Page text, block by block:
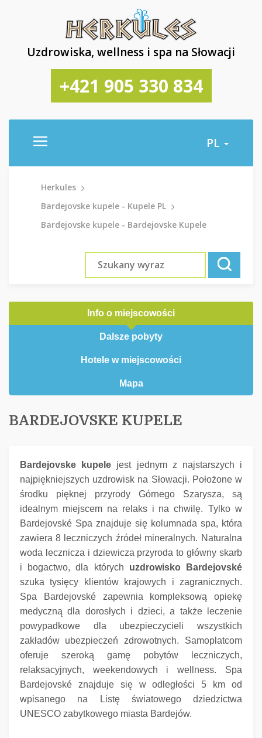
Uzdrowiska, wellness i spa na Słowacji
+421 905 330 834
PL
Herkules
Bardejovske kupele - Kupele PL
Bardejovske kupele - Bardejovske Kupele
Info o miejscowości
Dalsze pobyty
Hotele w miejscowości
Mapa
BARDEJOVSKE KUPELE
Bardejovske kupele jest jednym z najstarszych i
najpiękniejszych uzdrowisk na Słowacji. Położone w
środku pięknej przyrody Górnego Szarysza, są
idealnym miejscem na relaks i na chwilę. Tylko w
Bardejovské Spa znajduje się kolumnada spa, która
zawiera 8 leczniczych źródeł mineralnych. Naturalna
woda lecznicza i dziewicza przyroda to główny skarb
i bogactwo, dla których uzdrowisko Bardejovské
szuka tysięcy klientów krajowych i zagranicznych.
Spa Bardejovské zapewnia kompleksową opiekę
medyczną dla dorosłych i dzieci, a także leczenie
powypadkowe dla ubezpieczycieli wszystkich
zakładów ubezpieczeń zdrowotnych.
Samoplatcom
oferuje szeroką gamę pobytów leczniczych,
relaksacyjnych, weekendowych i wellness.
Spa
Bardejovské znajduje się w odległości 5 km od
wpisanego na Listę światowego dziedzictwa
UNESCO zabytkowego miasta Bardejów.